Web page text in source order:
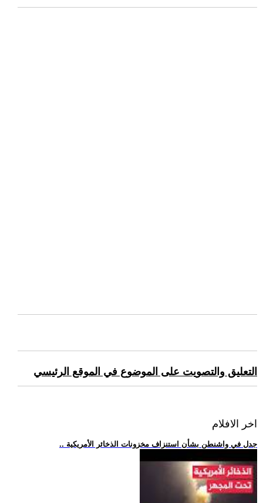
التعليق والتصويت على الموضوع في الموقع الرئيسي
اخر الافلام
.. جدل في واشنطن بشأن استنزاف مخزونات الذخائر الأمريكية